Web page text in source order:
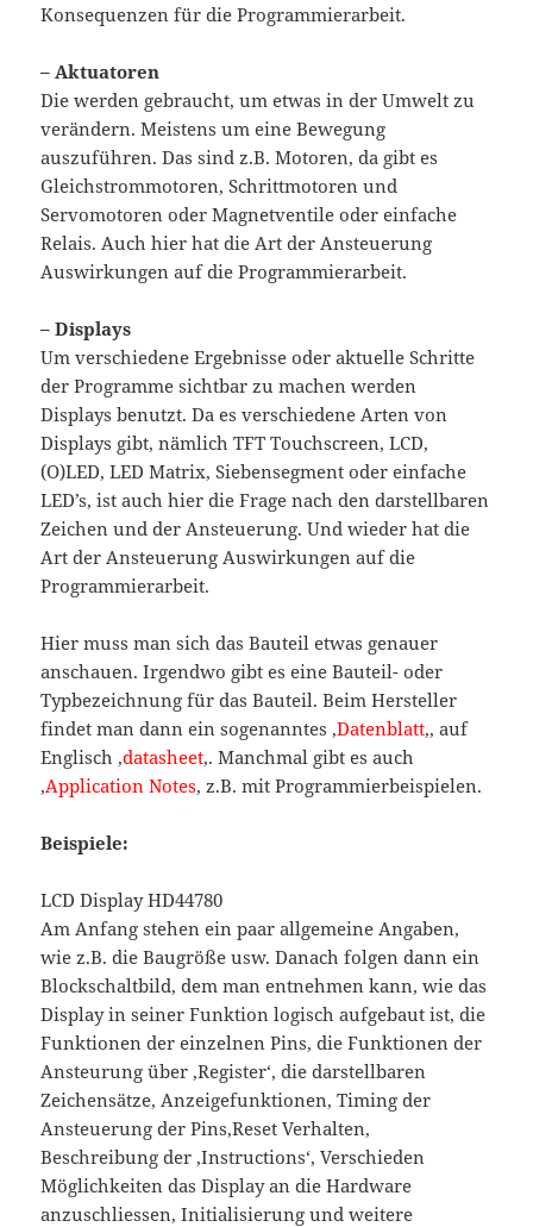
Konsequenzen für die Programmierarbeit.
– Aktuatoren
Die werden gebraucht, um etwas in der Umwelt zu
verändern. Meistens um eine Bewegung
auszuführen. Das sind z.B. Motoren, da gibt es
Gleichstrommotoren, Schrittmotoren und
Servomotoren oder Magnetventile oder einfache
Relais. Auch hier hat die Art der Ansteuerung
Auswirkungen auf die Programmierarbeit.
– Displays
Um verschiedene Ergebnisse oder aktuelle Schritte
der Programme sichtbar zu machen werden
Displays benutzt. Da es verschiedene Arten von
Displays gibt, nämlich TFT Touchscreen, LCD,
(O)LED, LED Matrix, Siebensegment oder einfache
LED’s, ist auch hier die Frage nach den darstellbaren
Zeichen und der Ansteuerung. Und wieder hat die
Art der Ansteuerung Auswirkungen auf die
Programmierarbeit.
Hier muss man sich das Bauteil etwas genauer
anschauen. Irgendwo gibt es eine Bauteil- oder
Typbezeichnung für das Bauteil. Beim Hersteller
findet man dann ein sogenanntes ‚Datenblatt‚, auf
Englisch ‚datasheet‚. Manchmal gibt es auch
‚Application Notes‚ z.B. mit Programmierbeispielen.
Beispiele:
LCD Display HD44780
Am Anfang stehen ein paar allgemeine Angaben,
wie z.B. die Baugröße usw. Danach folgen dann ein
Blockschaltbild, dem man entnehmen kann, wie das
Display in seiner Funktion logisch aufgebaut ist, die
Funktionen der einzelnen Pins, die Funktionen der
Ansteurung über ‚Register‘, die darstellbaren
Zeichensätze, Anzeigefunktionen, Timing der
Ansteuerung der Pins,Reset Verhalten,
Beschreibung der ‚Instructions‘, Verschieden
Möglichkeiten das Display an die Hardware
anzuschliessen, Initialisierung und weitere